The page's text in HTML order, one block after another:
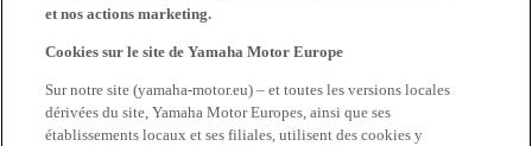
et nos actions marketing.
Cookies sur le site de Yamaha Motor Europe
Sur notre site (yamaha-motor.eu) – et toutes les versions locales
dérivées du site, Yamaha Motor Europes, ainsi que ses
établissements locaux et ses filiales, utilisent des cookies y